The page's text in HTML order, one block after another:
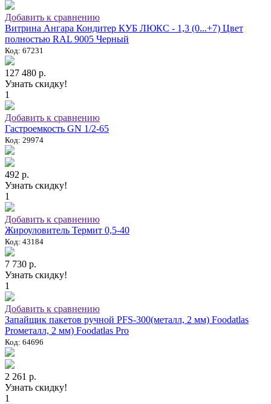
Добавить к сравнению
Витрина Ангара Кондитер КУБ ЛЮКС - 1,3 (0...+7) Цвет
полностью RAL 9005 Черный
Код: 67231
127 480 р.
Узнать скидку!
1
Добавить к сравнению
Гастроемкость GN 1/2-65
Код: 29974
492 р.
Узнать скидку!
1
Добавить к сравнению
Жироуловитель Термит 0,5-40
Код: 43184
7 730 р.
Узнать скидку!
1
Добавить к сравнению
Запайщик пакетов ручной PFS-300(металл, 2 мм) Foodatlas
Proметалл, 2 мм) Foodatlas Pro
Код: 64696
2 261 р.
Узнать скидку!
1